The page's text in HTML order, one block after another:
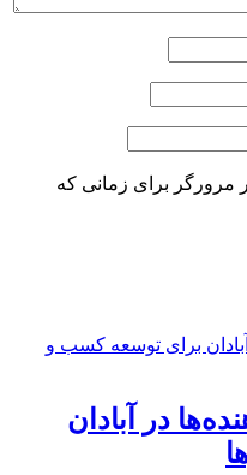
مرورگر برای زمانی که
در آبادان